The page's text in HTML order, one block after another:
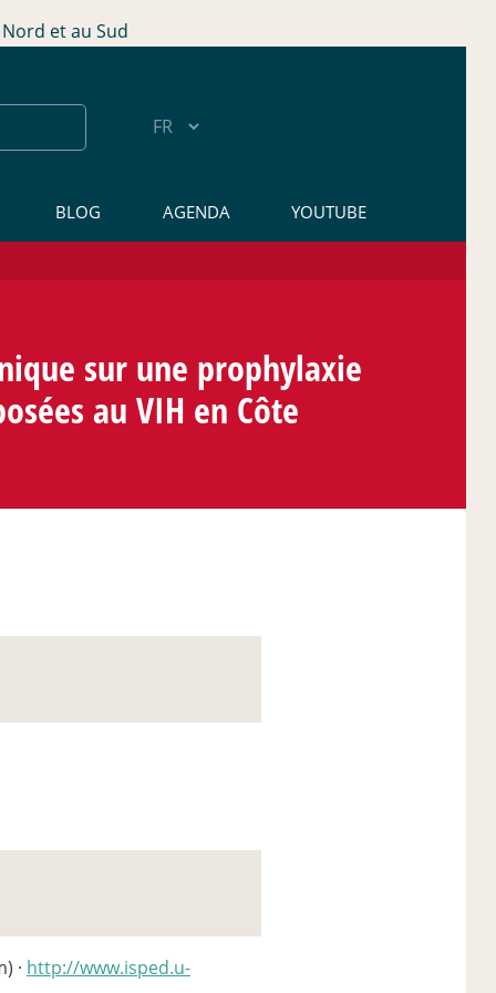
et au Sud
BLOG AGENDA YOUTUBE
sur une prophylaxie
au VIH en Côte
· http://www.isped.u-